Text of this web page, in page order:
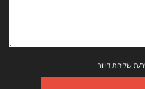
ת שליחת דיוור